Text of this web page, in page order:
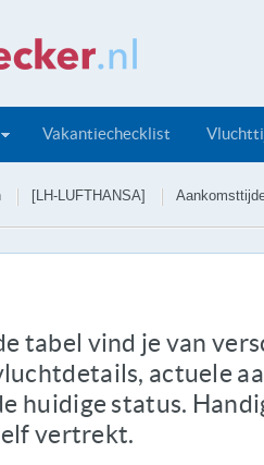
Vakantiechecklist
[LH-LUFTHANSA]
tabel vind je van
actuele
huidige status.
vertrekt.